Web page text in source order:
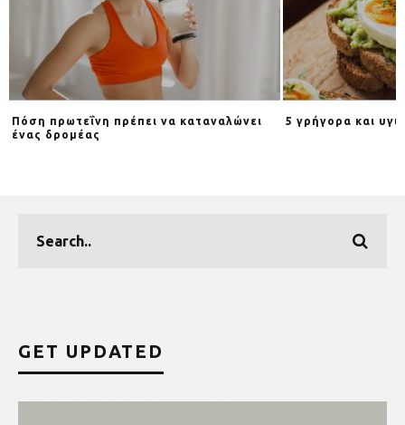
Πόση πρωτεΐνη πρέπει να καταναλώνει
ένας δρομέας
5 γρήγορα και
GET UPDATED